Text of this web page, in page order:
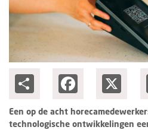
Facebook
Een op de acht
technologische ontwikkelingen